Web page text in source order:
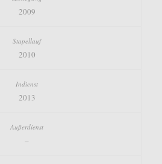
2009
2010
2013
–